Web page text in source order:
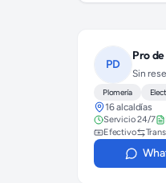
PD
Pro
Sin
Plomería
16 alcaldías
Servicio 24/7
Efectivo